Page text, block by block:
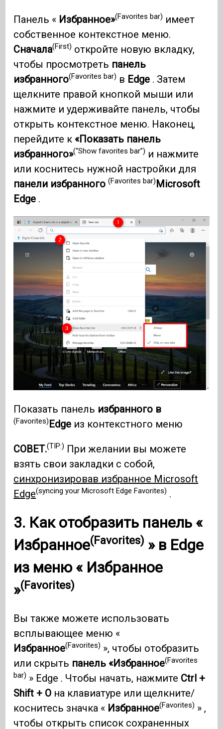
Панель « Избранное»(Favorites bar) имеет
собственное контекстное меню.
Сначала(First) откройте новую вкладку,
чтобы просмотреть панель
избранного(Favorites bar) в Edge . Затем
щелкните правой кнопкой мыши или
нажмите и удерживайте панель, чтобы
открыть контекстное меню. Наконец,
перейдите к «Показать панель
избранного»(“Show favorites bar”) и нажмите
или коснитесь нужной настройки для
панели избранного(Favorites bar) Microsoft
Edge .
Показать панель избранного в
(Favorites)Edge из контекстного меню
СОВЕТ.(TIP:) При желании вы можете
взять свои закладки с собой,
синхронизировав избранное Microsoft
Edge(syncing your Microsoft Edge Favorites) .
3. Как отобразить панель «
Избранное(Favorites) » в Edge
из меню « Избранное
»(Favorites)
Вы также можете использовать
всплывающее меню «
Избранное(Favorites) », чтобы отобразить
или скрыть панель «Избранное(Favorites
bar) » Edge . Чтобы начать, нажмите Ctrl +
Shift + O на клавиатуре или щелкните/
коснитесь значка « Избранное(Favorites) » ,
чтобы открыть список сохраненных